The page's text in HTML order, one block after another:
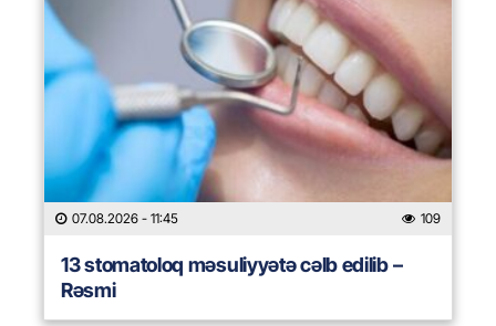
07.08.2026 - 11:45 109
13 stomatoloq məsuliyyətə cəlb edilib –
Rəsmi